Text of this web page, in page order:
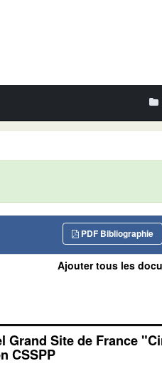
PDF Bibliographie
Ajouter tous les
Grand Site de France
CSSPP